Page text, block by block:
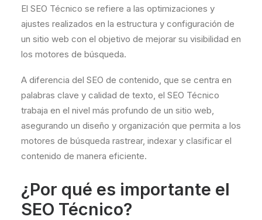
El SEO Técnico se refiere a las optimizaciones y
ajustes realizados en la estructura y configuración de
un sitio web con el objetivo de mejorar su visibilidad en
los motores de búsqueda.
A diferencia del SEO de contenido, que se centra en
palabras clave y calidad de texto, el SEO Técnico
trabaja en el nivel más profundo de un sitio web,
asegurando un diseño y organización que permita a los
motores de búsqueda rastrear, indexar y clasificar el
contenido de manera eficiente.
¿Por qué es importante el
SEO Técnico?